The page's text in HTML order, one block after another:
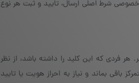
شرط اصلی ارسال، تایید و ثبت هر نوع
فردی که این کلید را داشته باشد، از نظر
بماند و نیاز به احراز هویت یا تایید